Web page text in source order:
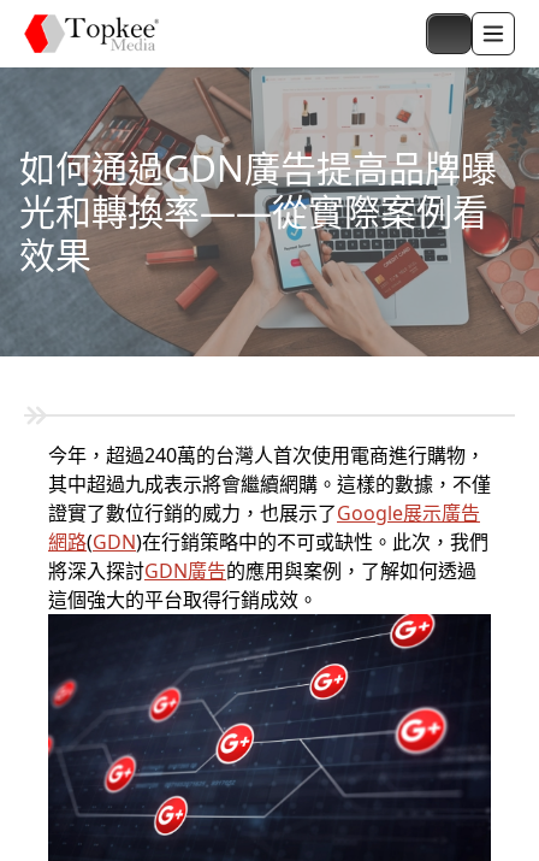
如何通過GDN廣告提高品牌曝
光和轉換率——從實際案例看
效果
今年，超過240萬的台灣人首次使用電商進行購物，
其中超過九成表示將會繼續網購。這樣的數據，不僅
證實了數位行銷的威力，也展示了Google展示廣告
網路(GDN)在行銷策略中的不可或缺性。此次，我們
將深入探討GDN廣告的應用與案例，了解如何透過
這個強大的平台取得行銷成效。